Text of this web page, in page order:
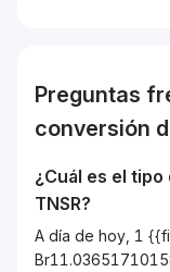
Preguntas
conversión
¿Cuál es el
TNSR?
A día de hoy, 1